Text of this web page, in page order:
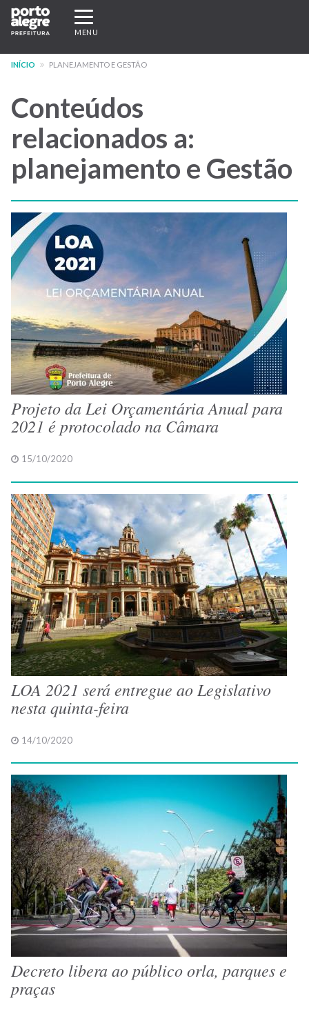
Pular
para
conteúdo
Expandir/recolher
navegação
MENU
INÍCIO PLANEJAMENTO E GESTÃO
Conteúdos
relacionados a:
planejamento e Gestão
Projeto da Lei Orçamentária Anual para
2021 é protocolado na Câmara
15/10/2020
LOA 2021 será entregue ao Legislativo
nesta quinta-feira
14/10/2020
Decreto libera ao público orla, parques e
praças